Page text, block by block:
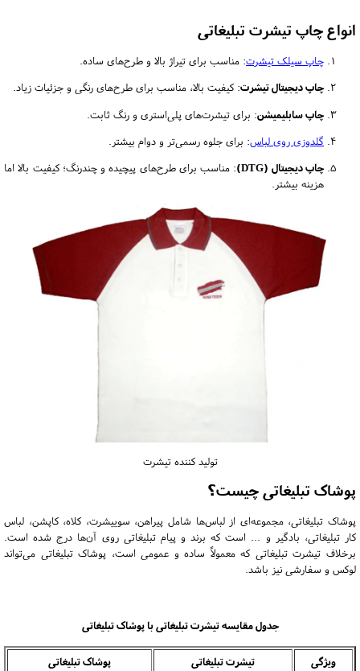
انواع چاپ تیشرت تبلیغاتی
چاپ سیلک تیشرت: مناسب برای تیراژ بالا و طرح‌های ساده.
چاپ دیجیتال تیشرت: کیفیت بالا، مناسب برای طرح‌های رنگی و جزئیات زیاد.
چاپ سابلیمیشن: برای تیشرت‌های پلی‌استری و رنگ ثابت.
گلدوزی روی لباس: برای جلوه رسمی‌تر و دوام بیشتر.
چاپ دیجیتال (DTG)
: مناسب برای طرح‌های پیچیده و چندرنگ؛ کیفیت بالا اما
هزینه بیشتر.
تولید کننده تیشرت
پوشاک تبلیغاتی چیست؟
پوشاک تبلیغاتی، مجموعه‌ای از لباس‌ها شامل پیراهن، سوییشرت، کلاه، کاپشن، لباس
کار تبلیغاتی، بادگیر و ... است که برند و پیام تبلیغاتی روی آن‌ها درج شده است.
برخلاف تیشرت تبلیغاتی که معمولاً ساده و عمومی است، پوشاک تبلیغاتی می‌تواند
لوکس و سفارشی نیز باشد.
جدول مقایسه تیشرت تبلیغاتی با پوشاک تبلیغاتی
ویژگی تیشرت تبلیغاتی
پوشاک تبلیغاتی